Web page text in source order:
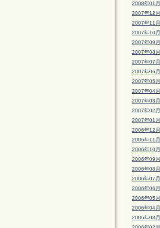
2008年01月
2007年12月
2007年11月
2007年10月
2007年09月
2007年08月
2007年07月
2007年06月
2007年05月
2007年04月
2007年03月
2007年02月
2007年01月
2006年12月
2006年11月
2006年10月
2006年09月
2006年08月
2006年07月
2006年06月
2006年05月
2006年04月
2006年03月